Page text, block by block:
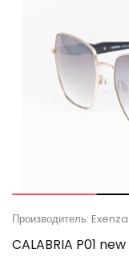
Производитель: Exenza
CALABRIA P01 new